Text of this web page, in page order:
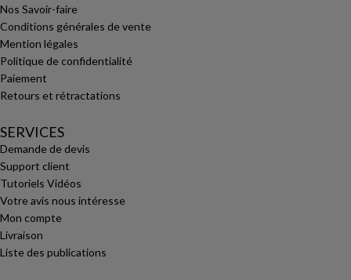
Nos Savoir-faire
Conditions générales de vente
Mention légales
Politique de confidentialité
Paiement
Retours et rétractations
SERVICES
Demande de devis
Support client
Tutoriels Vidéos
Votre avis nous intéresse
Mon compte
Livraison
Liste des publications